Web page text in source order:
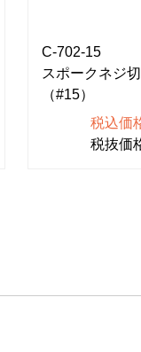
C-702-15
スポークネジ
（#15）
税込価
税抜価